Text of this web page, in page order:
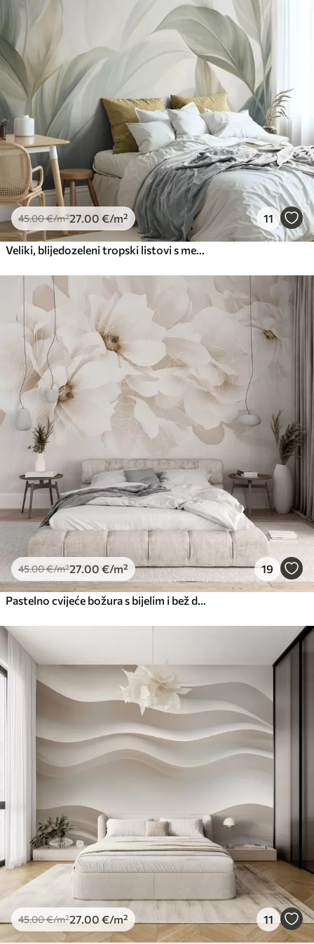
Premium
56 .67 €/m²
Premium vinil
66 40 .00 /m²
Peel and Stick
81.6749.00€/m²
45.00€/m²27 .00 €/m² 11
45.00€/m²27 .00 €/m² 19
45.00€/m²27 .00 €/m² 11